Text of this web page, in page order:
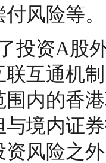
风险等。
互通机
围内的香
与境内证
资风险之